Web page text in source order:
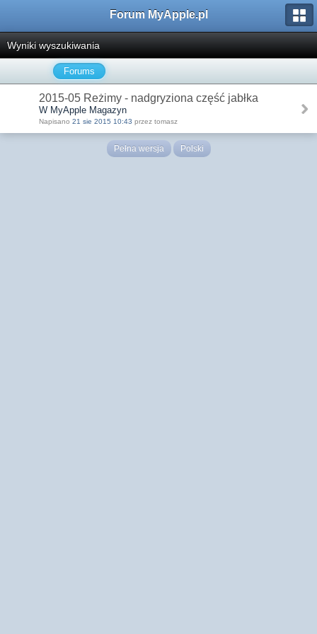
Forum MyApple.pl
Wyniki wyszukiwania
Forums
2015-05 Reżimy - nadgryziona część jabłka
W MyApple Magazyn
Napisano 21 sie 2015 10:43 przez tomasz
Pełna wersja Polski